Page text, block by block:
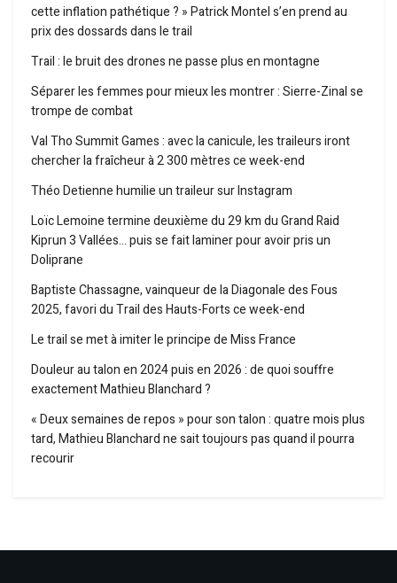
cette inflation pathétique ? » Patrick Montel s’en prend au
prix des dossards dans le trail
Trail : le bruit des drones ne passe plus en montagne
Séparer les femmes pour mieux les montrer : Sierre-Zinal se
trompe de combat
Val Tho Summit Games : avec la canicule, les traileurs iront
chercher la fraîcheur à 2 300 mètres ce week-end
Théo Detienne humilie un traileur sur Instagram
Loïc Lemoine termine deuxième du 29 km du Grand Raid
Kiprun 3 Vallées… puis se fait laminer pour avoir pris un
Doliprane
Baptiste Chassagne, vainqueur de la Diagonale des Fous
2025, favori du Trail des Hauts-Forts ce week-end
Le trail se met à imiter le principe de Miss France
Douleur au talon en 2024 puis en 2026 : de quoi souffre
exactement Mathieu Blanchard ?
« Deux semaines de repos » pour son talon : quatre mois plus
tard, Mathieu Blanchard ne sait toujours pas quand il pourra
recourir